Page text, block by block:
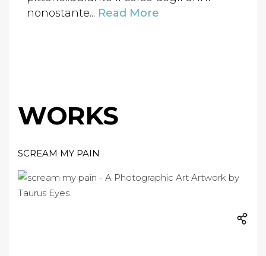
nonostante... Read More
WORKS
SCREAM MY PAIN